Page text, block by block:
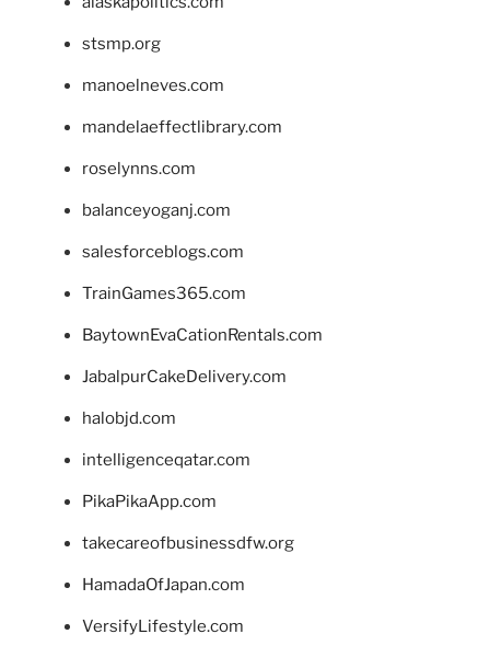
stsmp.org
manoelneves.com
mandelaeffectlibrary.com
roselynns.com
balanceyoganj.com
salesforceblogs.com
TrainGames365.com
BaytownEvaCationRentals.com
JabalpurCakeDelivery.com
halobjd.com
intelligenceqatar.com
PikaPikaApp.com
takecareofbusinessdfw.org
HamadaOfJapan.com
VersifyLifestyle.com